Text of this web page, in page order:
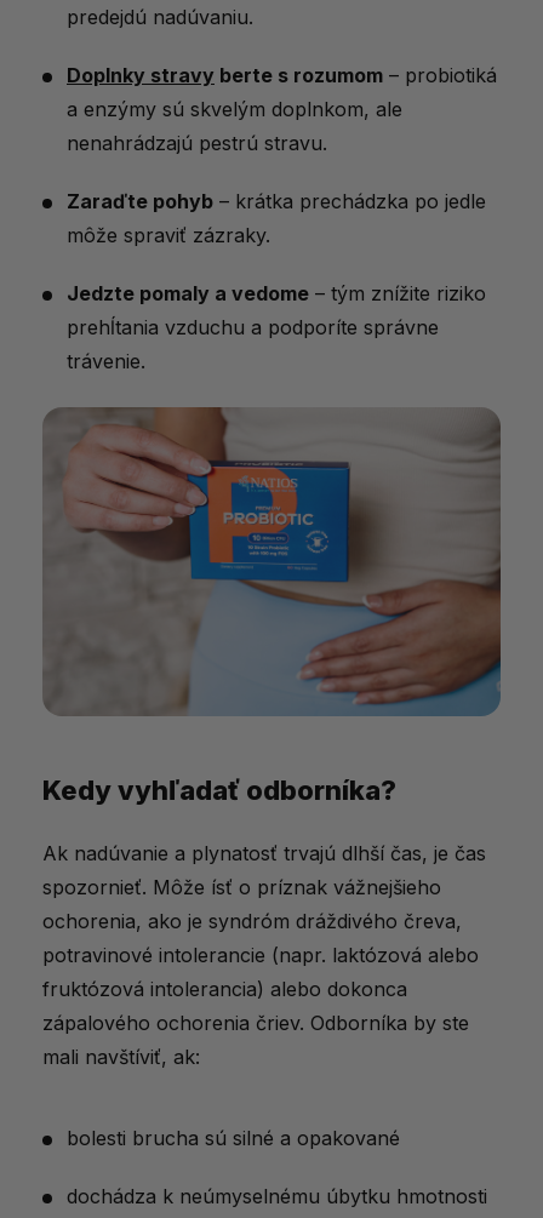
predejdú nadúvaniu.
Doplnky stravy berte s rozumom – probiotiká
a enzýmy sú skvelým doplnkom, ale
nenahrádzajú pestrú stravu.
Zaraďte pohyb – krátka prechádzka po jedle
môže spraviť zázraky.
Jedzte pomaly a vedome – tým znížite riziko
prehĺtania vzduchu a podporíte správne
trávenie.
Kedy vyhľadať odborníka?
Ak nadúvanie a plynatosť trvajú dlhší čas, je čas
spozornieť. Môže ísť o príznak vážnejšieho
ochorenia, ako je syndróm dráždivého čreva,
potravinové intolerancie (napr. laktózová alebo
fruktózová intolerancia) alebo dokonca
zápalového ochorenia čriev. Odborníka by ste
mali navštíviť, ak:
bolesti brucha sú silné a opakované
dochádza k neúmyselnému úbytku hmotnosti